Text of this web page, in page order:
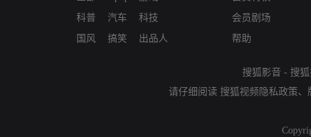
科普
国风
汽车
搞笑
科技
出品人
会员剧场
帮助
搜狐影音 - 搜
请仔细阅读 搜狐视频隐私政策、